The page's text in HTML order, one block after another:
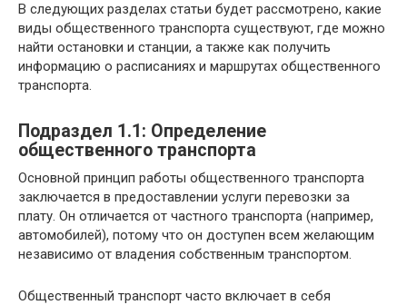
В следующих разделах статьи будет рассмотрено, какие
виды общественного транспорта существуют, где можно
найти остановки и станции, а также как получить
информацию о расписаниях и маршрутах общественного
транспорта.
Подраздел 1.1: Определение
общественного транспорта
Основной принцип работы общественного транспорта
заключается в предоставлении услуги перевозки за
плату. Он отличается от частного транспорта (например,
автомобилей), потому что он доступен всем желающим
независимо от владения собственным транспортом.
Общественный транспорт часто включает в себя